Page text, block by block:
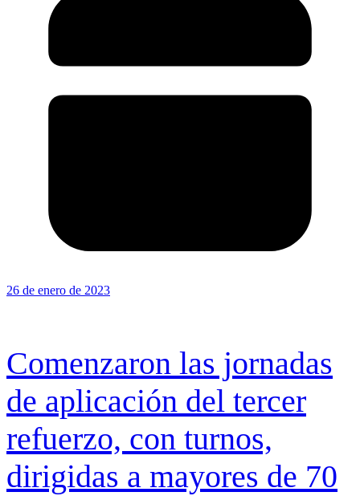
26 de enero de 2023
Comenzaron las jornadas
de aplicación del tercer
refuerzo, con turnos,
dirigidas a mayores de 70